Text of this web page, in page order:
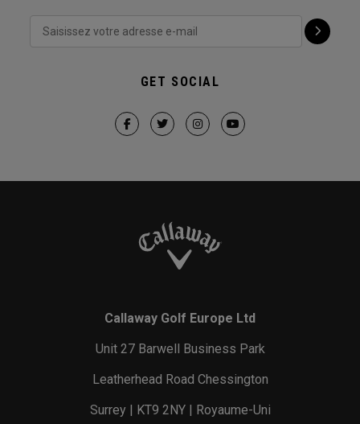
GET SOCIAL
Callaway Golf Europe Ltd
Unit 27 Barwell Business Park
Leatherhead Road Chessington
Surrey | KT9 2NY | Royaume-Uni